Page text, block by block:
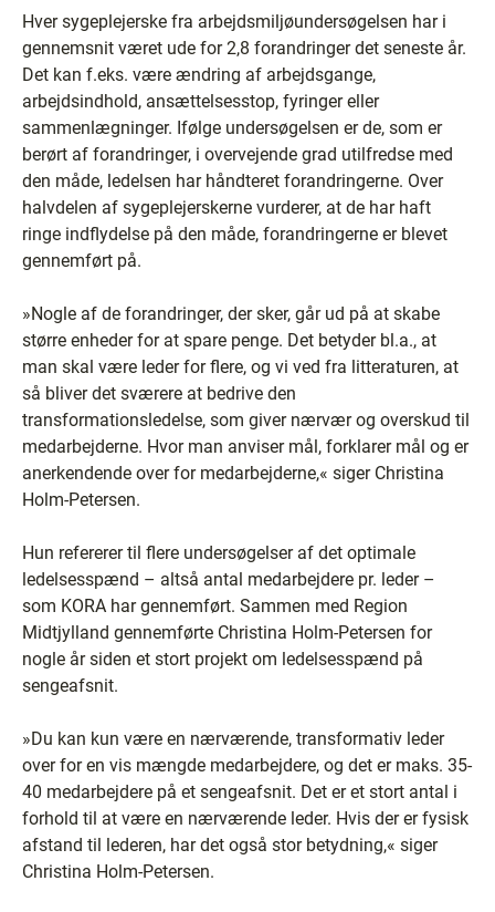
Hver sygeplejerske fra arbejdsmiljøundersøgelsen har i
gennemsnit været ude for 2,8 forandringer det seneste år.
Det kan f.eks. være ændring af arbejdsgange,
arbejdsindhold, ansættelsesstop, fyringer eller
sammenlægninger. Ifølge undersøgelsen er de, som er
berørt af forandringer, i overvejende grad utilfredse med
den måde, ledelsen har håndteret forandringerne. Over
halvdelen af sygeplejerskerne vurderer, at de har haft
ringe indflydelse på den måde, forandringerne er blevet
gennemført på.
»Nogle af de forandringer, der sker, går ud på at skabe
større enheder for at spare penge. Det betyder bl.a., at
man skal være leder for flere, og vi ved fra litteraturen, at
så bliver det sværere at bedrive den
transformationsledelse, som giver nærvær og overskud til
medarbejderne. Hvor man anviser mål, forklarer mål og er
anerkendende over for medarbejderne,« siger Christina
Holm-Petersen.
Hun refererer til flere undersøgelser af det optimale
ledelsesspænd – altså antal medarbejdere pr. leder –
som KORA har gennemført. Sammen med Region
Midtjylland gennemførte Christina Holm-Petersen for
nogle år siden et stort projekt om ledelsesspænd på
sengeafsnit.
»Du kan kun være en nærværende, transformativ leder
over for en vis mængde medarbejdere, og det er maks. 35-
40 medarbejdere på et sengeafsnit. Det er et stort antal i
forhold til at være en nærværende leder. Hvis der er fysisk
afstand til lederen, har det også stor betydning,« siger
Christina Holm-Petersen.